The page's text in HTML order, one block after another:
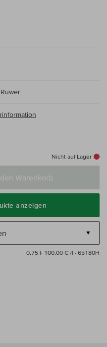
Nicht auf Lager
den Warenkorb
anzeigen
0,75 l· 100,00 € /l · 65180H